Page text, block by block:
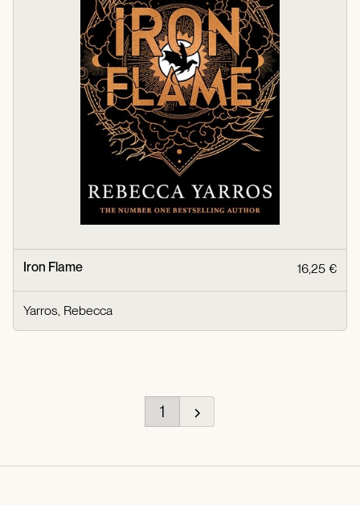
Iron Flame 16,25 €
Yarros, Rebecca
1